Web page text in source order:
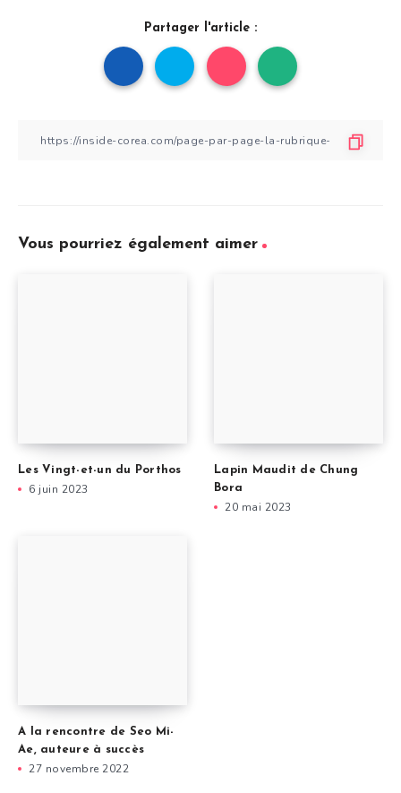
Partager l'article :
Vous pourriez également aimer
Les Vingt-et-un du Porthos
6 juin 2023
Lapin Maudit de Chung
Bora
20 mai 2023
A la rencontre de Seo Mi-
Ae, auteure à succès
27 novembre 2022